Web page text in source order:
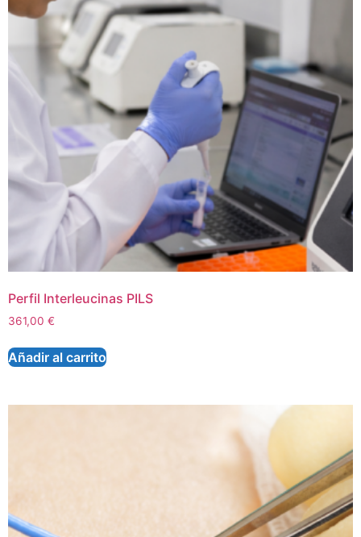
Perfil Interleucinas PILS
361,00 €
Añadir al carrito